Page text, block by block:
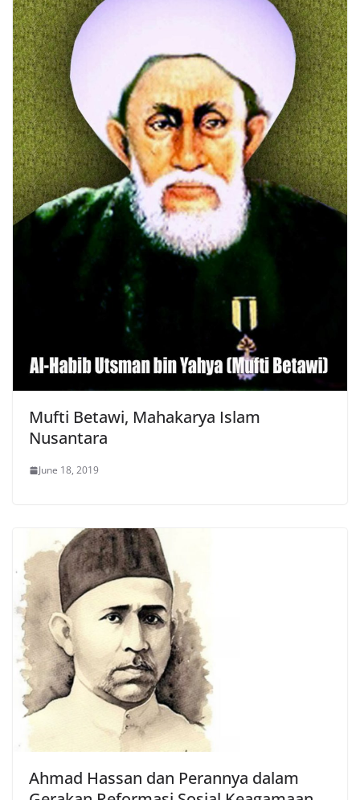
Mufti Betawi, Mahakarya Islam
Nusantara
June 18, 2019
Ahmad Hassan dan Perannya dalam